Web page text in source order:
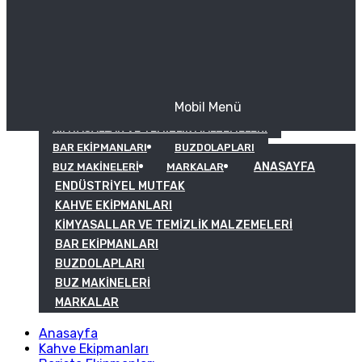
KIMYASALLAR VE TEMIZLIK MALZEMELERI
BAR EKIPMANLARI
BUZDOLAPLARI
BUZ MAKINELERI
MARKALAR
Mobil Menü
ANASAYFA
ENDÜSTRIYEL MUTFAK
KAHVE EKIPMANLARI
KIMYASALLAR VE TEMIZLIK MALZEMELERI
BAR EKIPMANLARI
BUZDOLAPLARI
BUZ MAKINELERI
MARKALAR
Anasayfa
Kahve Ekipmanları